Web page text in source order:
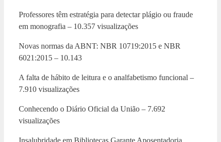
Professores têm estratégia para detectar plágio ou fraude
em monografia – 10.357 visualizações
Novas normas da ABNT: NBR 10719:2015 e NBR
6021:2015 – 10.143
A falta de hábito de leitura e o analfabetismo funcional –
7.910 visualizações
Conhecendo o Diário Oficial da União – 7.692
visualizações